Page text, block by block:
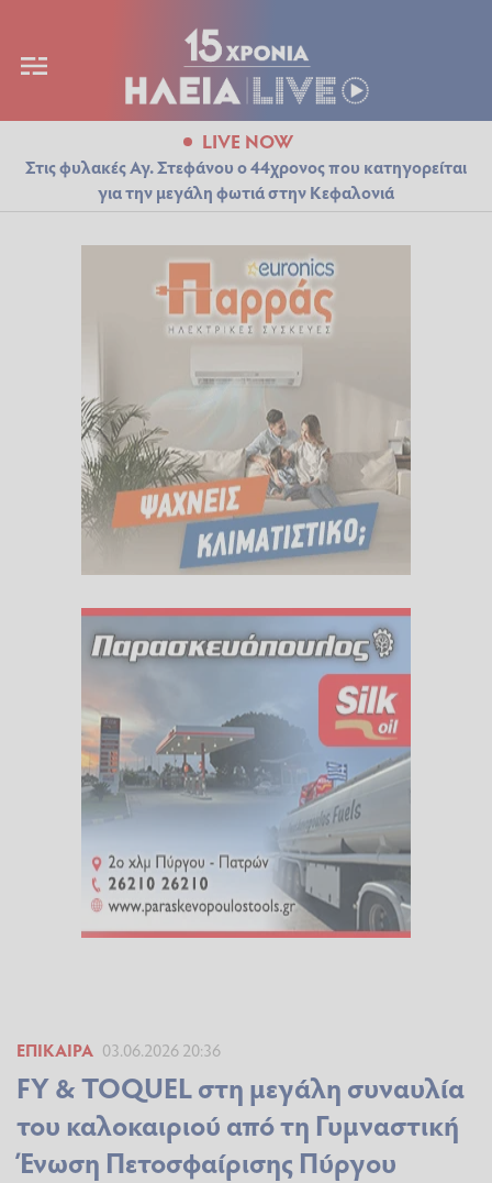
LIVE NOW
Στις φυλακές Αγ. Στεφάνου ο 44χρονος που κατηγορείται
για την μεγάλη φωτιά στην Κεφαλονιά
ΕΠΊΚΑΙΡΑ 03.06.2026 20:36
FY & TOQUEL στη μεγάλη συναυλία
του καλοκαιριού από τη Γυμναστική
Ένωση Πετοσφαίρισης Πύργου